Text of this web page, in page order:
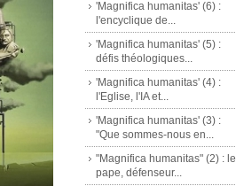
'Magnifica humanitas' (6) :
l'encyclique de...
'Magnifica humanitas' (5) :
défis théologiques...
'Magnifica humanitas' (4) :
l'Eglise, l'IA et...
'Magnifica humanitas' (3) :
"Que sommes-nous en...
"Magnifica humanitas" (2) : le
pape, défenseur...